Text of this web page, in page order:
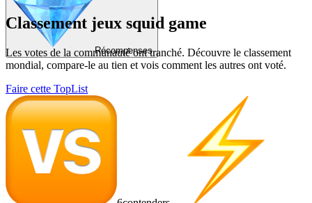
Récompenses
Classement jeux squid game
Les votes de la communauté ont tranché. Découvre le classement
mondial, compare-le au tien et vois comment les autres ont voté.
Faire cette TopList